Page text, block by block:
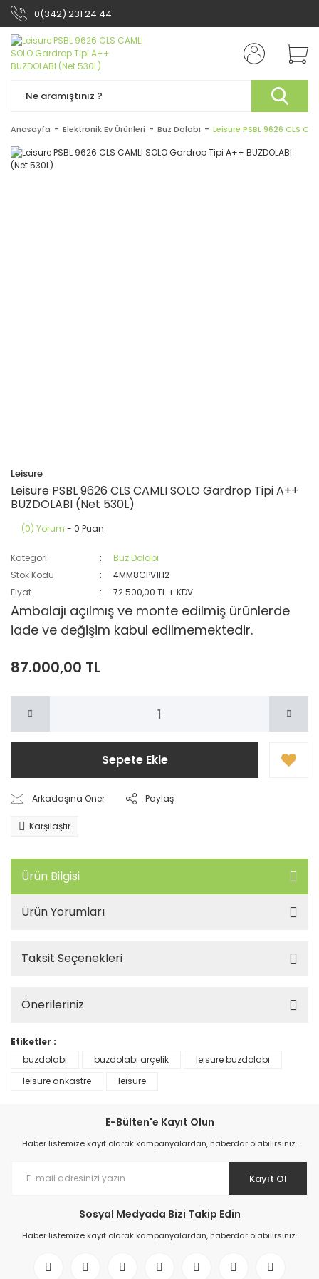
0(342) 231 24 44
Anasayfa Elektronik Ev Ürünleri Buz Dolabı Leisure PSBL 9626 CLS
Leisure
Leisure PSBL 9626 CLS CAMLI SOLO Gardrop Tipi A++
BUZDOLABI (Net 530L)
(0) Yorum - 0 Puan
Kategori
Buz Dolabı
Stok Kodu
4MM8CPV1H2
Fiyat
72.500,00 TL + KDV
Ambalajı açılmış ve monte edilmiş ürünlerde
iade ve değişim kabul edilmemektedir.
87.000,00 TL
Sepete Ekle
Arkadaşına Öner Paylaş
Karşılaştır
Ürün Bilgisi
Ürün Yorumları
Taksit Seçenekleri
Önerileriniz
Etiketler :
buzdolabı
buzdolabı arçelik
leisure buzdolabı
leisure ankastre
leisure
E-Bülten'e Kayıt Olun
Haber listemize kayıt olarak kampanyalardan, haberdar olabilirsiniz.
Kayıt Ol
Sosyal Medyada Bizi Takip Edin
Haber listemize kayıt olarak kampanyalardan, haberdar olabilirsiniz.